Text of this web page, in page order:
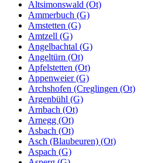
Altsimonswald (Ot)
Ammerbuch (G)
Amstetten (G)
Amtzell (G)
Angelbachtal (G)
Angeltürn (Ot)
Apfelstetten (Ot)
Appenweier (G)
Archshofen (Creglingen (Ot)
Argenbühl (G)
Arnbach (Ot)
Arnegg (Ot)
Asbach (Ot)
Asch (Blaubeuren) (Ot)
Aspach (G)